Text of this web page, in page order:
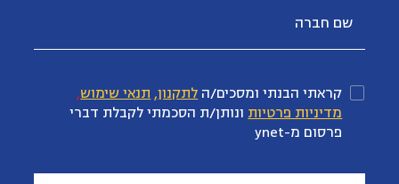
קראתי הבנתי ומסכים/ה לתקנון, תנאי שימוש,
מדיניות פרטיות ונותן/ת הסכמתי לקבלת דברי
פרסום מ-ynet